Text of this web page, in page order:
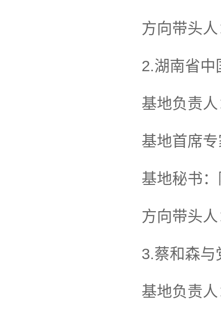
方向带头
2.湖南省中
基地负责
基地首席
基地秘书
方向带头
3.蔡和森与
基地负责